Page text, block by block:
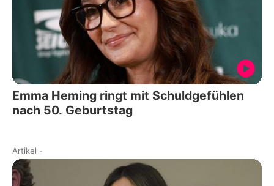
Emma Heming ringt mit Schuldgefühlen
nach 50. Geburtstag
Artikel -